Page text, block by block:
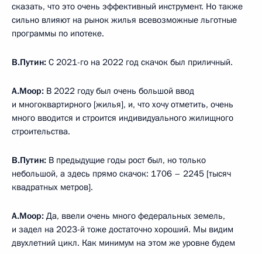
сказать, что это очень эффективный инструмент. Но также
сильно влияют на рынок жилья всевозможные льготные
программы по ипотеке.
В.Путин: С 2021-го на 2022 год скачок был приличный.
А.Моор: В 2022 году был очень большой ввод
и многоквартирного [жилья], и, что хочу отметить, очень
много вводится и строится индивидуального жилищного
строительства.
В.Путин: В предыдущие годы рост был, но только
небольшой, а здесь прямо скачок: 1706 – 2245 [тысяч
квадратных метров].
А.Моор: Да, ввели очень много федеральных земель,
и задел на 2023-й тоже достаточно хороший. Мы видим
двухлетний цикл. Как минимум на этом же уровне будем